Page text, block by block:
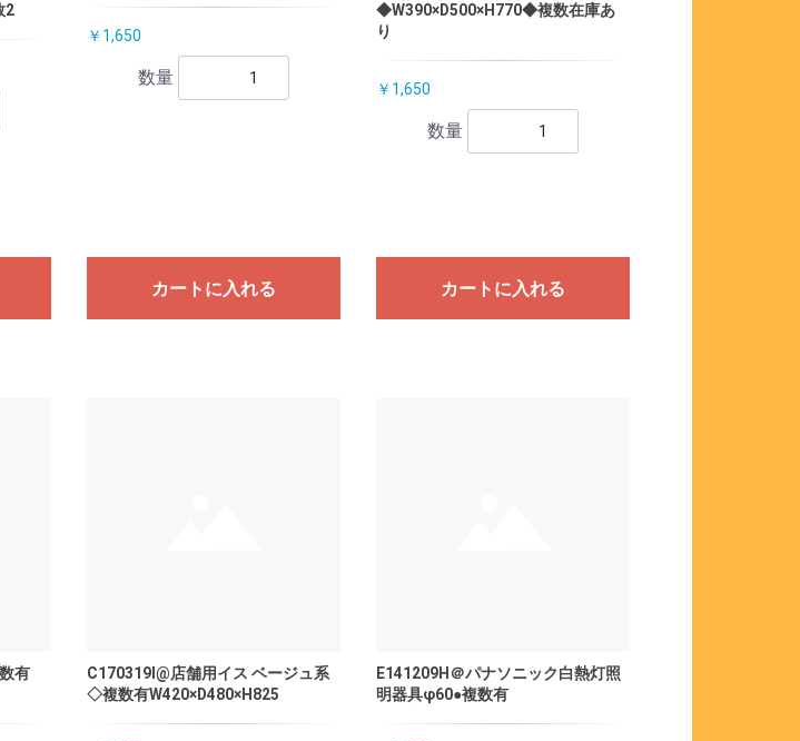
2
￥1,650
数量
カートに入れる
◆W390×D500×H770◆複数在庫あ
り
￥1,650
数量
カートに入れる
有
C170319I@店舗用イス ベージュ系
◇複数有W420×D480×H825
E141209H＠パナソニック白熱灯照
明器具φ60●複数有